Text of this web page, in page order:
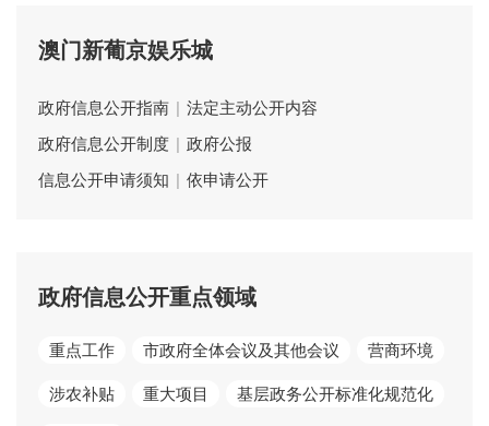
澳门新葡京娱乐城
政府信息公开指南 | 法定主动公开内容
政府信息公开制度 | 政府公报
信息公开申请须知 | 依申请公开
政府信息公开重点领域
重点工作 市政府全体会议及其他会议 营商环境
涉农补贴 重大项目 基层政务公开标准化规范化